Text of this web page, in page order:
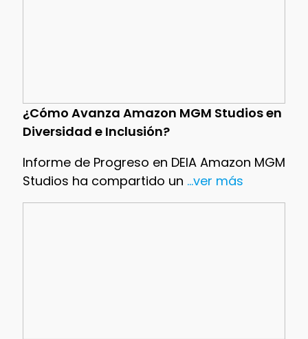
¿Cómo Avanza Amazon MGM Studios en
Diversidad e Inclusión?
Informe de Progreso en DEIA Amazon MGM
Studios ha compartido un ...ver más